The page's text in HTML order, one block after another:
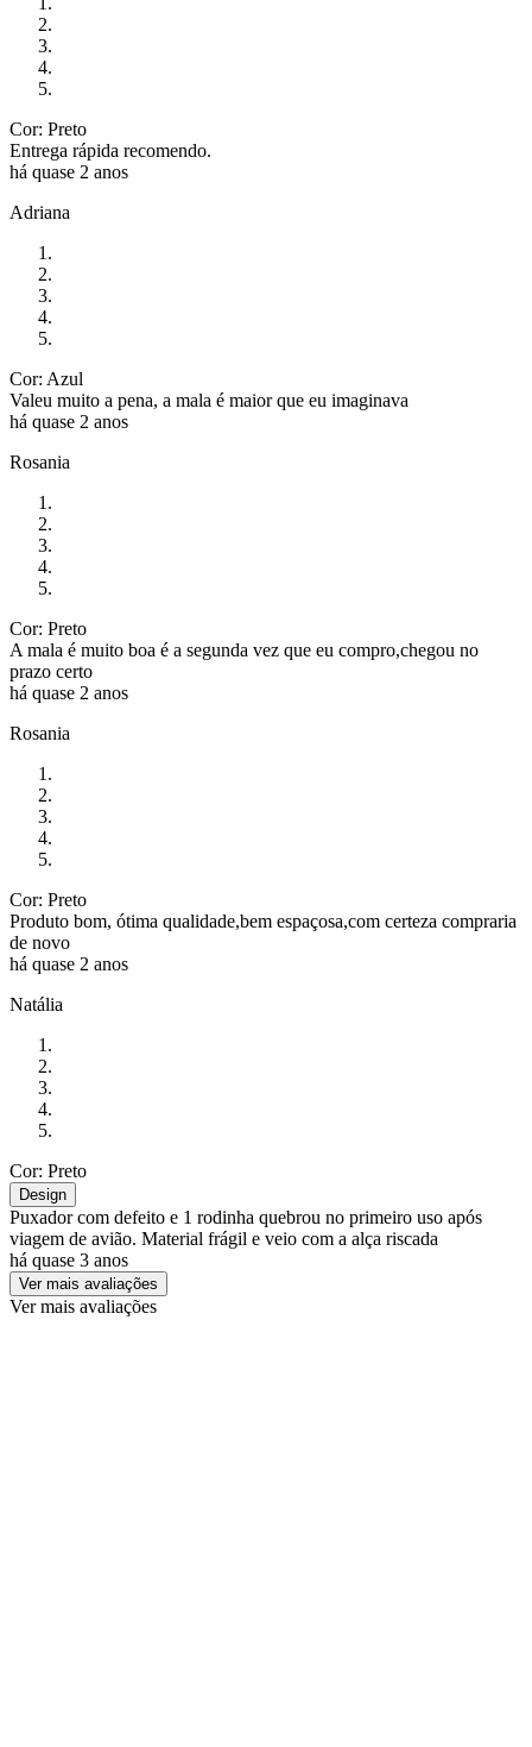
Cor: Preto
Entrega rápida recomendo.
há quase 2 anos
Adriana
Cor: Azul
Valeu muito a pena, a mala é maior que eu imaginava
há quase 2 anos
Rosania
Cor: Preto
A mala é muito boa é a segunda vez que eu compro,chegou no
prazo certo
há quase 2 anos
Rosania
Cor: Preto
Produto bom, ótima qualidade,bem espaçosa,com certeza compraria
de novo
há quase 2 anos
Natália
Cor: Preto
Design
Puxador com defeito e 1 rodinha quebrou no primeiro uso após
viagem de avião. Material frágil e veio com a alça riscada
há quase 3 anos
Ver mais avaliações
Ver mais avaliações